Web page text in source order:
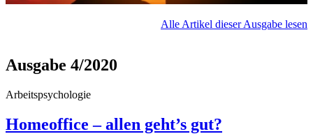
Alle Artikel dieser Ausgabe lesen
Ausgabe 4/2020
Arbeitspsychologie
Homeoffice – allen geht’s gut?